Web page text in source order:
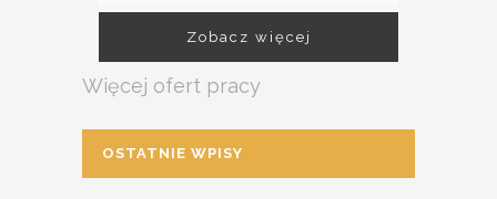
Zobacz więcej
Więcej ofert pracy
OSTATNIE WPISY